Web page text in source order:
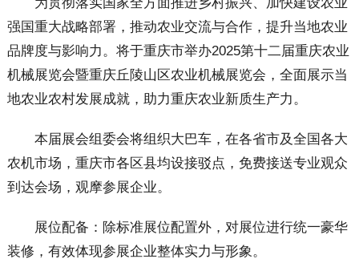
强国重大战略部署，推动农业交流与合作，提升当地农业
品牌度与影响力。将于重庆市举办2025第十二届重庆农业
机械展览会暨重庆丘陵山区农业机械展览会，全面展示当
地农业农村发展成就，助力重庆农业新质生产力。
本届展会组委会将组织大巴车，在各省市及全国各大
农机市场，重庆市各区县均设接驳点，免费接送专业观众
到达会场，观摩参展企业。
展位配备：除标准展位配置外，对展位进行统一豪华
装修，有效体现参展企业整体实力与形象。